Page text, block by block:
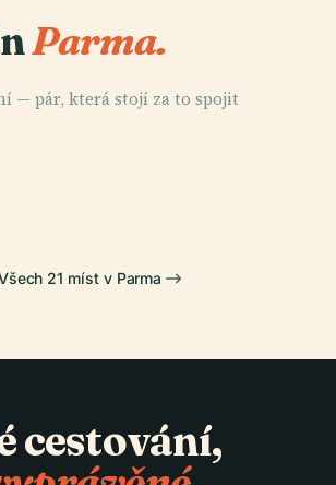
Parma.
— pár, která stojí za to spojit
PLACE
21 míst v Parma
cestování,